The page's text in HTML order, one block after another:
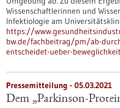
Wissenschaftlerinnen und
Infektiologie am
https://
bw.de/fachbeitrag/pm/ab-
entscheidet-ueber-
Pressemitteilung - 05.03.2021
Dem „Parkinson-